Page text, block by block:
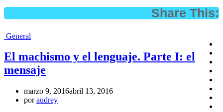
Share This:
General
El machismo y el lenguaje. Parte I: el
mensaje
marzo 9, 2016abril 13, 2016
poraudrey